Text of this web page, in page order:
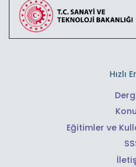
Hızlı
Eğitimler ve